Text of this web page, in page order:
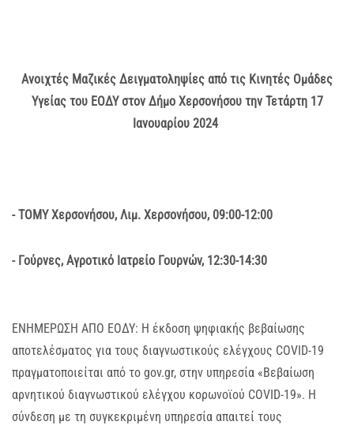
Ανοιχτές Μαζικές Δειγματοληψίες από τις Κινητές Ομάδες
Υγείας του ΕΟΔΥ στον Δήμο Χερσονήσου την Τετάρτη 17
Ιανουαρίου 2024
- ΤΟΜΥ Χερσονήσου, Λιμ. Χερσονήσου, 09:00-12:00
- Γούρνες, Αγροτικό Ιατρείο Γουρνών, 12:30-14:30
ΕΝΗΜΕΡΩΣΗ ΑΠΟ ΕΟΔΥ: Η έκδοση ψηφιακής βεβαίωσης
αποτελέσματος για τους διαγνωστικούς ελέγχους COVID-19
πραγματοποιείται από το gov.gr, στην υπηρεσία «Βεβαίωση
αρνητικού διαγνωστικού ελέγχου κορωνοϊού COVID-19». Η
σύνδεση με τη συγκεκριμένη υπηρεσία απαιτεί τους